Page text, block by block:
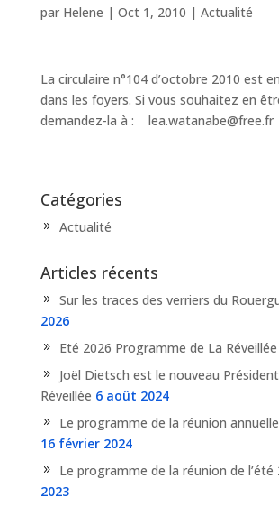
par Helene | Oct 1, 2010 | Actualité
La circulaire n°104 d’octobre 2010 est
dans les foyers. Si vous souhaitez en
demandez-la à : lea.watanabe@free.fr
Catégories
Actualité
Articles récents
Sur les traces des verriers du
2026
Eté 2026 Programme de La Réveillée
Joël Dietsch est le nouveau
Réveillée 6 août 2024
Le programme de la réunion
16 février 2024
Le programme de la réunion de l’été
2023